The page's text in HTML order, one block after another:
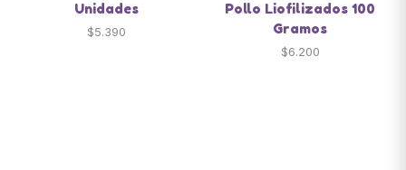
Unidades
$5.390
Pollo Liofilizados 100
Gramos
$6.200